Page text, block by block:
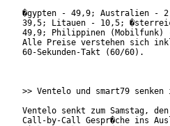
�gypten - 49,9; Australien -
39,5; Litauen - 10,5;
49,9; Philippinen (Mobilfunk)
Alle Preise verstehen sich
60-Sekunden-Takt (60/60).
>> Ventelo und smart79
Ventelo senkt zum Samstag,
Call-by-Call Gespr�che ins